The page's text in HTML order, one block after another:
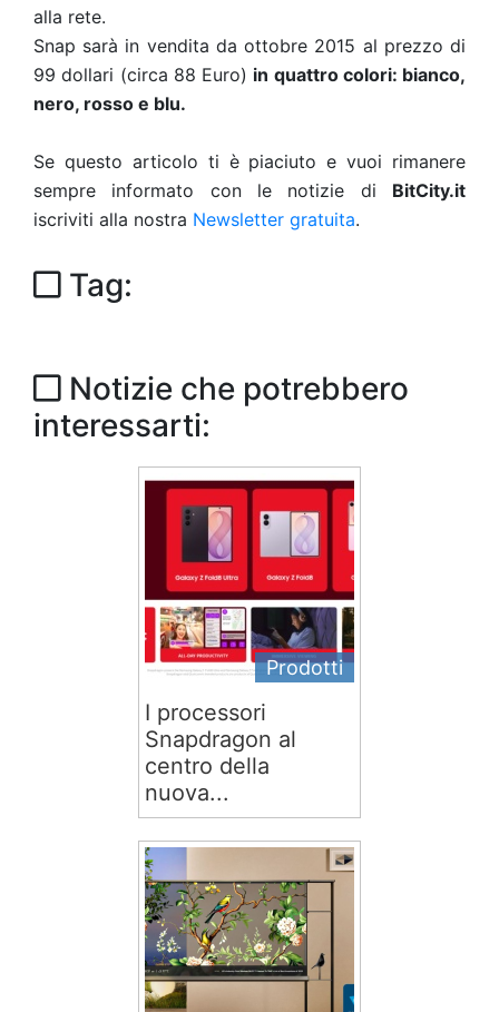
alla rete.
Snap sarà in vendita da ottobre 2015 al prezzo di
99 dollari (circa 88 Euro) in quattro colori: bianco,
nero, rosso e blu.
Se questo articolo ti è piaciuto e vuoi rimanere
sempre informato con le notizie di BitCity.it
iscriviti alla nostra Newsletter gratuita.
Tag:
Notizie che potrebbero
interessarti:
Prodotti
I processori
Snapdragon al
centro della
nuova...